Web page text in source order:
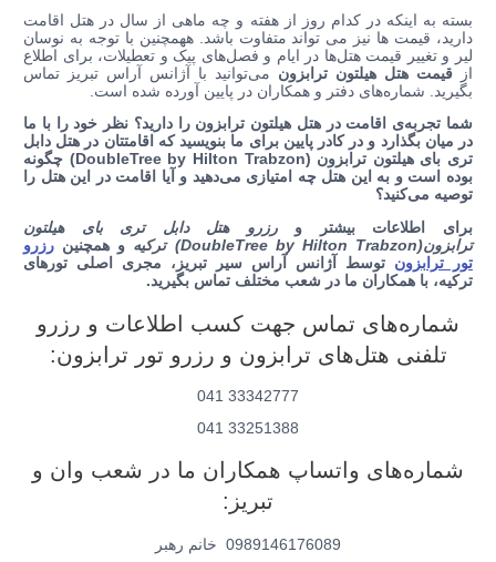
بسته به اینکه در کدام روز از هفته و چه ماهی از سال در هتل اقامت
دارید، قیمت ها نیز می تواند متفاوت باشد.
ههمچنین با توجه به نوسان
لیر و تغییر قیمت هتل‌ها در ایام و فصل‌های پیک و تعطیلات، برای اطلاع
ازقیمت هتل هیلتون ترابزون می‌توانید با آژانس آراس تبریز تماس
بگیرید. شماره‌های دفتر و همکاران در پایین آورده شده است.
شما تجربه‌ی اقامت درهتل هیلتون ترابزون را دارید؟ نظر خود را با ما
در میان بگذارد و در کادر پایین برای ما بنویسید که اقامتتان در هتل دابل
تری بای هیلتون ترابزون (DoubleTree by Hilton Trabzon) چگونه
بوده است و به این هتل چه امتیازی می‌دهید و آیا اقامت در این هتل را
توصیه می‌کنید؟
برای اطلاعات بیشتر ورزرو هتل دابل تری بای هیلتون
ترابزون(DoubleTree by Hilton Trabzon)
ترکیه و همچنین رزرو
تور ترابزون توسط آژانس آراس سیر تبریز، مجری اصلی تورهای
ترکیه، با همکاران ما در شعب مختلف تماس بگیرید.
شماره‌های تماس جهت کسب اطلاعات و رزرو
تلفنی هتل‌های ترابزون و رزرو تور ترابزون:
33342777 041
33251388 041
شماره‌های واتساپ همکاران ما در شعب وان و
تبریز:
0989146176089 خانم رهبر